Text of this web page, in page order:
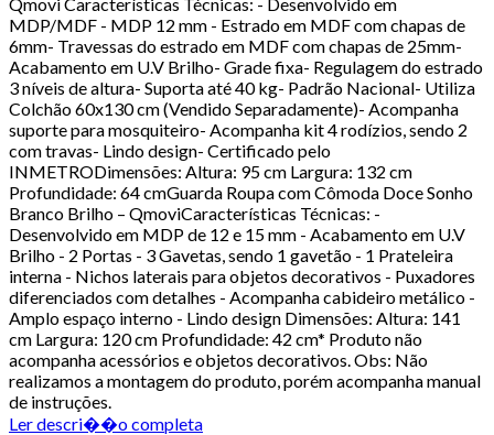
MDP/MDF - MDP 12 mm - Estrado em MDF com chapas de
6mm- Travessas do estrado em MDF com chapas de 25mm-
Acabamento em U.V Brilho- Grade fixa- Regulagem do estrado
3 níveis de altura- Suporta até 40 kg- Padrão Nacional- Utiliza
Colchão 60x130 cm (Vendido Separadamente)- Acompanha
suporte para mosquiteiro- Acompanha kit 4 rodízios, sendo 2
com travas- Lindo design- Certificado pelo
INMETRODimensões: Altura: 95 cm Largura: 132 cm
Profundidade: 64 cmGuarda Roupa com Cômoda Doce Sonho
Branco Brilho – QmoviCaracterísticas Técnicas: -
Desenvolvido em MDP de 12 e 15 mm - Acabamento em U.V
Brilho - 2 Portas - 3 Gavetas, sendo 1 gavetão - 1 Prateleira
interna - Nichos laterais para objetos decorativos - Puxadores
diferenciados com detalhes - Acompanha cabideiro metálico -
Amplo espaço interno - Lindo design Dimensões: Altura: 141
cm Largura: 120 cm Profundidade: 42 cm* Produto não
acompanha acessórios e objetos decorativos. Obs: Não
realizamos a montagem do produto, porém acompanha manual
de instruções.
Ler descri��o completa